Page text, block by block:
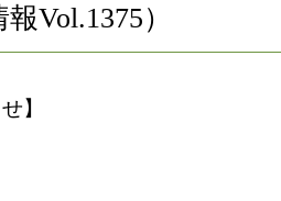
Vol.1375）
】